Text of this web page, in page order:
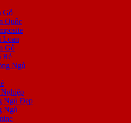
Gỗ
Quốc
Loan
Gỗ
Rẻ
Ngủ
Ngủ Đẹp
Ngủ